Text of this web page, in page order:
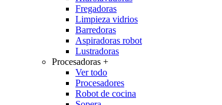
Fregadoras
Limpieza vidrios
Barredoras
Aspiradoras robot
Lustradoras
Procesadoras +
Ver todo
Procesadores
Robot de cocina